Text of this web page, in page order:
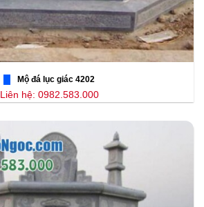
Mộ đá lục giác 4202
Liên hệ: 0982.583.000